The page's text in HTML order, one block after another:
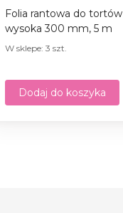
Folia rantowa do tortów
wysoka 300 mm, 5 m
W sklepe: 3 szt.
Dodaj do koszyka